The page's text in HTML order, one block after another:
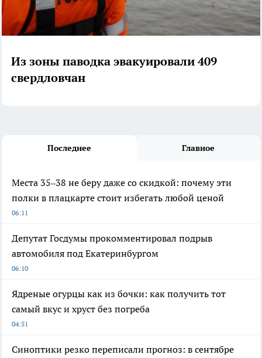
Из зоны паводка эвакуировали 409
свердловчан
Последнее Главное
Места 35–38 не беру даже со скидкой: почему эти
полки в плацкарте стоит избегать любой ценой
06:11
Депутат Госдумы прокомментировал подрыв
автомобиля под Екатеринбургом
06:10
Ядреные огурцы как из бочки: как получить тот
самый вкус и хруст без погреба
04:51
Синоптики резко переписали прогноз: в сентябре